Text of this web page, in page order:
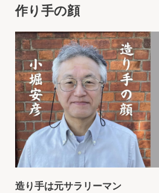
作り手の顔
造り手は元サラリーマン